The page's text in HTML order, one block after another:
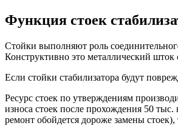
Функция стоек
Стойки выполняют роль
Конструктивно это металлический
Если стойки стабилизатора будут
Ресурс стоек по утверждениям
износа стоек после прохождения 50
ремонт обойдется дороже замены